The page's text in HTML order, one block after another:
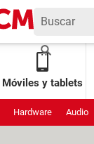
Móviles y tablets
Hardware Audio